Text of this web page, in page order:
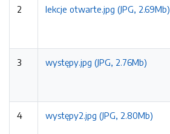
2 lekcje otwarte.jpg (JPG, 2.69Mb)
3 występy.jpg (JPG, 2.76Mb)
4 występy2.jpg (JPG, 2.80Mb)